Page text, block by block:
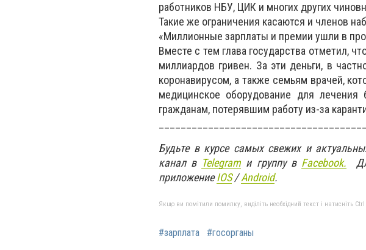
работников НБУ, ЦИК и многих других
Такие же ограничения касаются и членов
«Миллионные зарплаты и премии ушли в
Вместе с тем глава государства отметил,
миллиардов гривен. За эти деньги, в
коронавирусом, а также семьям врачей,
медицинское оборудование для
гражданам, потерявшим работу из-за
Будьте в курсе самых свежих и
канал в Telegram и группу в Facebook.
приложениеIOS/Android.
Якщо ви помітили помилку, виділіть необхідний текст і натисніть
#зарплата #госорганы